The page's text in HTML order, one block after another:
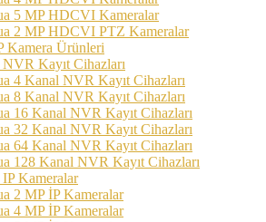
MP HDCVI Kameralar
MP HDCVI PTZ Kameralar
Kamera Ürünleri
Kayıt Cihazları
Kanal NVR Kayıt Cihazları
Kanal NVR Kayıt Cihazları
Kanal NVR Kayıt Cihazları
Kanal NVR Kayıt Cihazları
Kanal NVR Kayıt Cihazları
Kanal NVR Kayıt Cihazları
Kameralar
MP İP Kameralar
MP İP Kameralar